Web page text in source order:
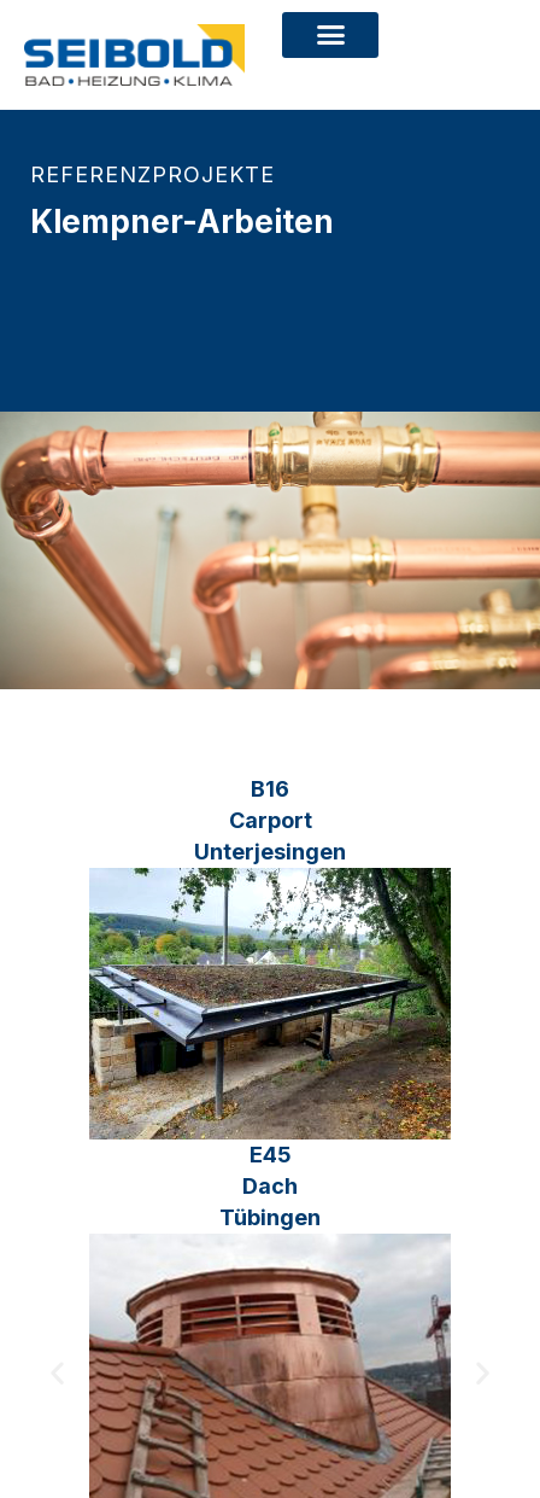
REFERENZPROJEKTE
Klempner-Arbeiten
B16
Carport
Unterjesingen
E45
Dach
Tübingen